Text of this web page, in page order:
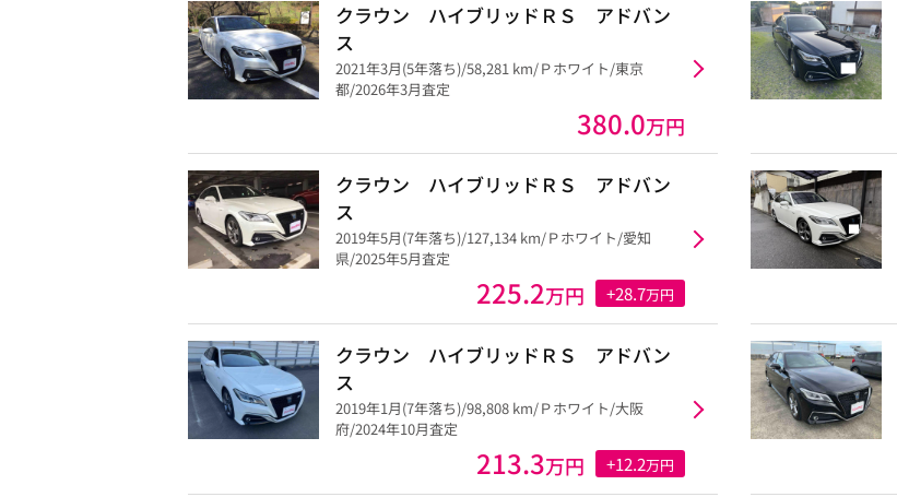
クラウン ハイブリッドＲＳ アドバン
ス
2021年3月(5年落ち)/58,281 km/Ｐホワイト/東京
都/2026年3月査定
380.0万円
クラウン ハイブリッドＲＳ アドバン
ス
2019年5月(7年落ち)/127,134 km/Ｐホワイト/愛知
県/2025年5月査定
225.2万円 +28.7万円
クラウン ハイブリッドＲＳ アドバン
ス
2019年1月(7年落ち)/98,808 km/Ｐホワイト/大阪
府/2024年10月査定
213.3万円 +12.2万円